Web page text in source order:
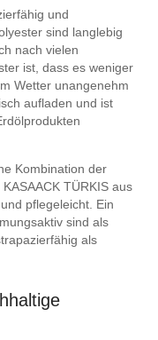
und
sind langlebig
nach vielen
ist, dass es weniger
Wetter unangenehm
aufladen und ist
Kombination der
TÜRKIS aus
pflegeleicht. Ein
sind als
als